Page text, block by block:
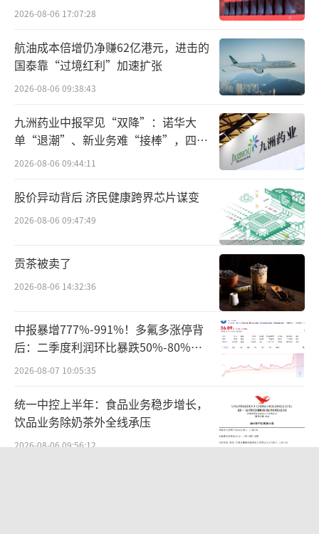
“安叔，您能给我讲讲什么是智慧安保
吗？”“好的，智慧安保包括……”在首都实
业展位入口的应用级安全培训领域AI数字
人“安叔”吸引了大批观展者。“安叔”通过
逼真的3D建模和智能算法，集成了语音识别、
语音合成、动作捕捉等智能服务，通过语音、
手势和表情与观众进行互动，提供信息、回答
问题并执行各种指令。
2026-08-06 17:07:28
航油成本倍增仍净赚62亿港元，进击的
国泰靠“过境红利”加速扩张
2026-08-06 09:38:43
九洲药业中报罕见“双降”：诺华大
单“退潮”、新业务难“接棒”，四大
难关待闯
2026-08-06 09:44:11
股价异动背后 济民健康跨界芯片谋变
2026-08-06 09:47:49
贡茶被卖了
2026-08-06 14:32:36
中报暴增777%-991%！多氟多涨停背
后：二季度利润环比暴跌50%-80%，
是黄金坑还是陷阱？
2026-08-07 10:05:35
统一中控上半年：食品业务稳步增长，
饮品业务除奶茶外全线承压
2026-08-06 09:56:12